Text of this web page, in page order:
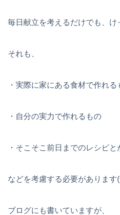
毎日献立を考えるだけでも、け
それも、
・実際に家にある食材で作れる
・自分の実力で作れるもの
・そこそこ前日までのレシピ
などを考慮する必要がありま
ブログにも書いていますが、